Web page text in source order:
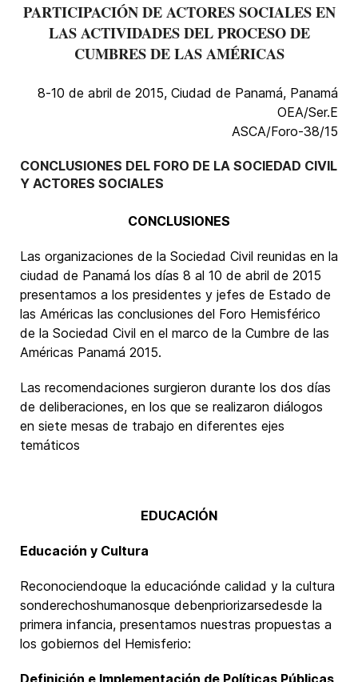
PARTICIPACIÓN DE ACTORES SOCIALES EN
LAS ACTIVIDADES DEL PROCESO DE
CUMBRES DE LAS AMÉRICAS
8-10 de abril de 2015, Ciudad de Panamá, Panamá
OEA/Ser.E
ASCA/Foro-38/15
CONCLUSIONES DEL FORO DE LA SOCIEDAD CIVIL
Y ACTORES SOCIALES
CONCLUSIONES
Las organizaciones de la Sociedad Civil reunidas en la
ciudad de Panamá los días 8 al 10 de abril de 2015
presentamos a los presidentes y jefes de Estado de
las Américas las conclusiones del Foro Hemisférico
de la Sociedad Civil en el marco de la Cumbre de las
Américas Panamá 2015.
Las recomendaciones surgieron durante los dos días
de deliberaciones, en los que se realizaron diálogos
en siete mesas de trabajo en diferentes ejes
temáticos
EDUCACIÓN
Educación y Cultura
Reconociendoque la educaciónde calidad y la cultura
sonderechoshumanosque debenpriorizarsedesde la
primera infancia, presentamos nuestras propuestas a
los gobiernos del Hemisferio:
Definición e Implementación de Políticas Públicas